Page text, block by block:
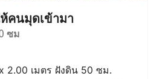
คนมุดเข้ามา
ซม
2.00 เมตร ฝังดิน 50 ซม.